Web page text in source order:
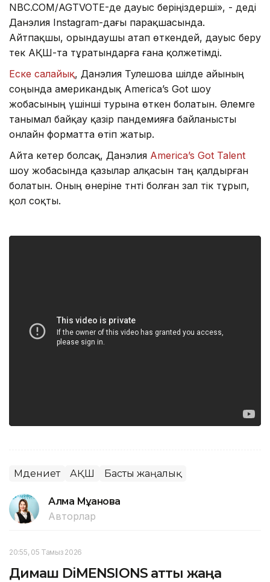
NBC.COM/AGTVOTE-де дауыс беріңіздерші», - деді
Данэлия Instagram-дағы парақшасында.
Айтпақшы, орындаушы атап өткендей, дауыс беру
тек АҚШ-та тұратындарға ғана қолжетімді.
Еске салайық, Данэлия Тулешова шілде айының
соңында американдық America’s Got шоу
жобасының үшінші турына өткен болатын. Әлемге
танымал байқау қазір пандемияға байланысты
онлайн форматта өтіп жатыр.
Айта кетер болсақ, Данэлия America’s Got Talent
шоу жобасында қазылар алқасын таң қалдырған
болатын. Оның өнеріне тәнті болған зал тік тұрып,
қол соқты.
Мәдениет АҚШ Басты жаңалық
Алма Мұқанова
Авторлар
20:55, 05 Тамыз 2026
Димаш DiMENSIONS атты жаңа